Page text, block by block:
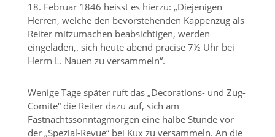
18. Februar 1846 heisst es hierzu: „Diejenigen
Herren, welche den bevor­stehenden Kappenzug als
Reiter mitzumachen beabsichtigen, werden
eingeladen,. sich heute abend präcise 7½ Uhr bei
Herrn L. Nauen zu versammeln“.
Wenige Tage später ruft das „Decorations- und Zug-
Comite“ die Reiter dazu auf, sich am
Fastnachtssonntagmorgen eine halbe Stunde vor
der „Spezi­al-Revue“ bei Kux zu versammeln. An die